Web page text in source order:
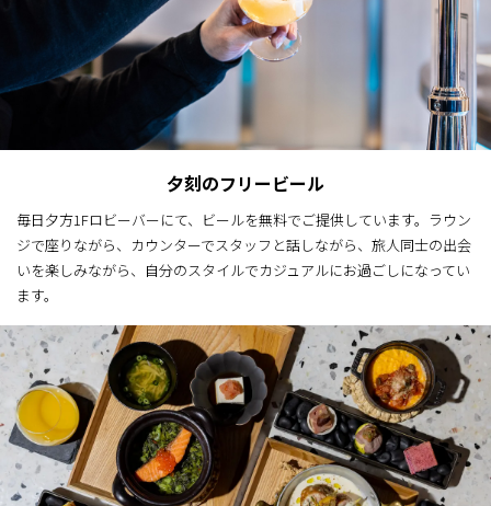
夕刻のフリービール
毎日夕方1Fロビーバーにて、ビールを無料でご提供しています。ラウン
ジで座りながら、カウンターでスタッフと話しながら、旅人同士の出会
いを楽しみながら、自分のスタイルでカジュアルにお過ごしになってい
ます。